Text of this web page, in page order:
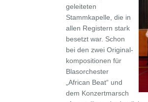
geleiteten
Stammkapelle, die in
allen Registern stark
besetzt war. Schon
bei den zwei Original­
kompositionen für
Blasorchester
„African Beat“ und
dem Konzertmarsch